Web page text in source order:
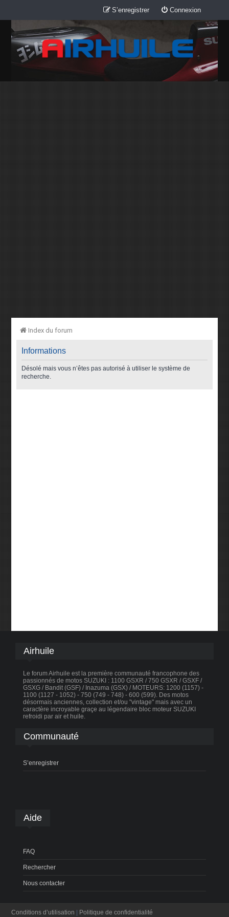
Connexion
S’enregistrer
Index du forum
Informations
Désolé mais vous n’êtes pas autorisé à utiliser le système de
recherche.
Airhuile
Le forum Airhuile est la première communauté francophone des
passionnés de motos SUZUKI : 1100 GSXR / 750 GSXR / GSXF /
GSXG / Bandit (GSF) / Inazuma (GSX) / MOTEURS: 1200 (1157) -
1100 (1127 - 1052) - 750 (749 - 748) - 600 (599). Des motos
désormais anciennes, collection et/ou "vintage" mais avec un
caractère incroyable graçe au légendaire bloc moteur SUZUKI
refroidi par air et huile.
Communauté
S’enregistrer
Aide
FAQ
Rechercher
Nous contacter
Conditions d’utilisation
Politique de confidentialité